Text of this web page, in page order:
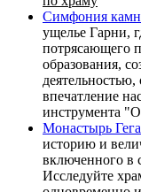
Симфония
ущелье Гарни,
потрясающего
образования,
впечатление
инструмента
Монастырь
историю и
включенного
Исследуйте